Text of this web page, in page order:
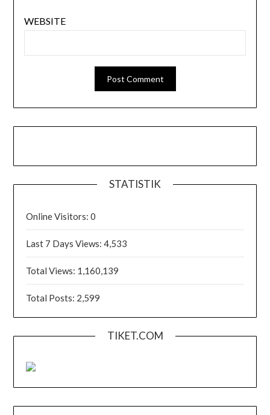
WEBSITE
STATISTIK
Online Visitors:0
Last 7 Days Views:4,533
Total Views: 1,160,139
Total Posts: 2,599
TIKET.COM